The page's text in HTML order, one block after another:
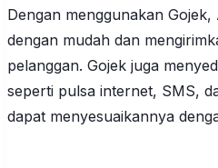
Dengan menggunakan
dengan mudah dan
pelanggan. Gojek juga
seperti pulsa internet, SMS,
dapat menyesuaikannya